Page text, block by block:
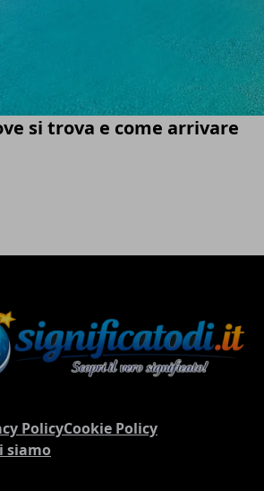
si trova e come arrivare
PolicyCookie Policy
siamo